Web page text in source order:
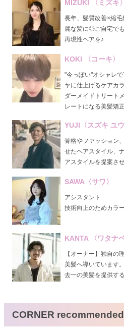
MIZUKI 〈ミズキ〉
長年、髪質改善×縮
麗な髪に◎ご自宅で
再現性ヘアを♪
KOKI 〈コーキ〉
"今っぽい"オシャレ
ヤに仕上げるケアカ
ダーメイドトリート
レートになる美髪矯
YUJI〈スズキ ユウ
骨格やファッション
せたヘアスタイル、
アスタイルを提案さ
SAWA〈サワ〉
アシスタント
技術向上のためカラ
KANTA 〈ワタナ
【オーナー】独自の
美髪へ導いています
去一の美髪を提供す
CORNER